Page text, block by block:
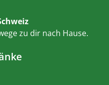
zu dir nach Hause.